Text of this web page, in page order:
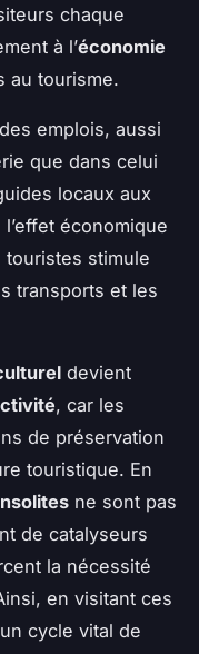
chaque
à l’économie
au tourisme.
emplois, aussi
que dans celui
locaux aux
économique
touristes stimule
transports et les
devient
, car les
de préservation
touristique. En
ne sont pas
de catalyseurs
la nécessité
en visitant ces
cycle vital de